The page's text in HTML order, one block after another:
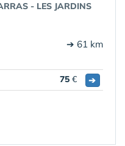
- LES JARDINS
➔ 61 km
75 € ➔